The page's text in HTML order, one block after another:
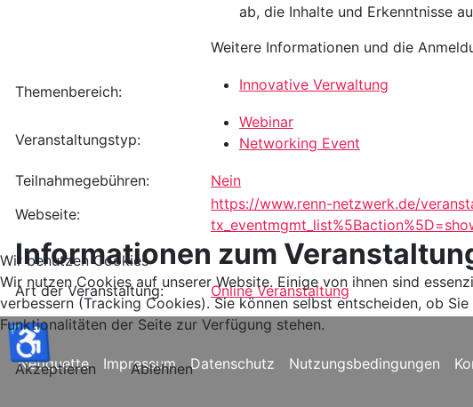
ab, die Inhalte und Erkenntnisse
Weitere Informationen und die
Themenbereich: Innovative Verwaltung
Veranstaltungstyp:
Webinar
Networking Event
Teilnahmegebühren:
Nein
Webseite:
https://www.renn-netzwerk.de/
Informationen zum
Art der Veranstaltung: Online Veranstaltung
Netiquette Impressum Datenschutz Nutzungsbedingungen
Wir benutzen Cookies
Wir nutzen Cookies auf unserer Website. Einige von ihnen sind
verbessern (Tracking Cookies). Sie können selbst entscheiden, ob
Funktionalitäten der Seite zur Verfügung stehen.
Akzeptieren
Ablehnen